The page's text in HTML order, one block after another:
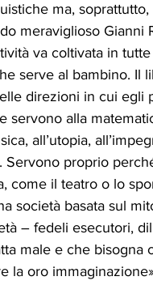
ma,
meraviglioso Gianni
va coltivata in
serve al bambino. Il
direzioni in cui egli
servono alla
all’utopia,
Servono proprio
come il teatro o lo
società basata sul
– fedeli esecutori,
male e che bisogna
la oro